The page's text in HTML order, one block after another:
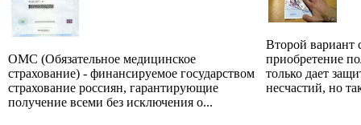
ОМС (Обязательное медицинское
страхование) - финансируемое государством
страхование россиян, гарантирующие
получение всеми без исключения о...
Второй вариант
приобретение
только дает
несчастий, но